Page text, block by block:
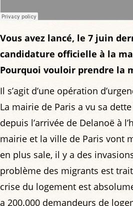
Vous avez lancé, le 7 juin
candidature officielle à la
Pourquoi vouloir prendre la
Il s’agit d’une opération
La mairie de Paris a vu sa
depuis l’arrivée de Delanoë à
mairie et la ville de Paris vont
en plus sale, il y a des
problème des migrants est
crise du logement est
a 200.000 demandeurs de